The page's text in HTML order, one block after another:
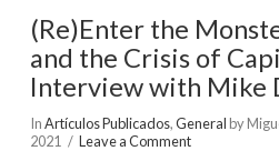
(Re)Enter the
and the Crisis of
Interview with Mike
InArtículos Publicados,General by
2021
Leave a Comment